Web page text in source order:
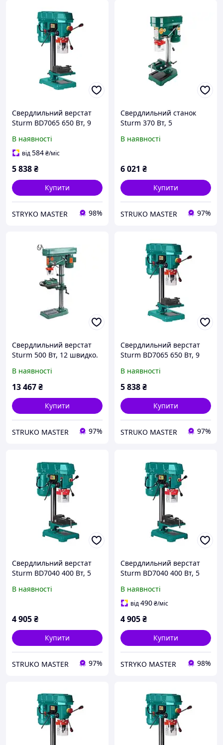
Свердлильний верстат
Sturm BD7065 650 Вт, 9
В наявності
від584₴/міс
5 838₴
Купити
STRYKO MASTER 98%
Свердлильний станок
Sturm 370 Вт, 5
В наявності
6 021 ₴
Купити
STRUKO MASTER 97%
Свердлильний верстат
Sturm 500 Вт, 12 швидко.
В наявності
13 467₴
Купити
STRUKO MASTER 97%
Свердлильний верстат
Sturm BD7065 650 Вт, 9
В наявності
5 838₴
Купити
STRUKO MASTER 97%
Свердлильний верстат
Sturm BD7040 400 Вт, 5
В наявності
4 905₴
Купити
STRUKO MASTER 97%
Свердлильний верстат
Sturm BD7040 400 Вт, 5
В наявності
від490₴/міс
4 905₴
Купити
STRYKO MASTER 98%